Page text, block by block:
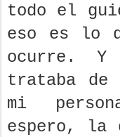
todo el
eso es lo
ocurre.
trataba
mi
espero, la